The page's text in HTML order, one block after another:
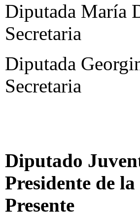
Diputada María
Secretaria
Diputada
Secretaria
Diputado
Presidente de
Presente